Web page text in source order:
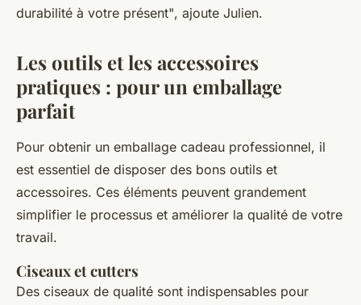
durabilité à votre présent", ajoute Julien.
Les outils et les accessoires
pratiques : pour un emballage
parfait
Pour obtenir un emballage cadeau professionnel, il
est essentiel de disposer des bons outils et
accessoires. Ces éléments peuvent grandement
simplifier le processus et améliorer la qualité de votre
travail.
Ciseaux et cutters
Des ciseaux de qualité sont indispensables pour